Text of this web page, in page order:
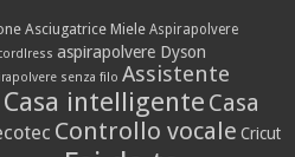
Asciugatrice Miele Aspirapolvere
aspirapolvere Dyson
senza filo Assistente
Casa intelligente Casa
Controllo vocale Cricut